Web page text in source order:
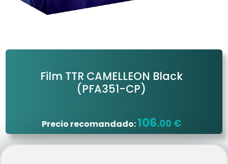
Film TTR CAMELLEON Black
(PFA351-CP)
Precio recomandado:106.00 €